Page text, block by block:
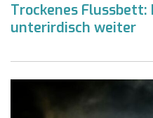
Trockenes
unterirdisch weiter